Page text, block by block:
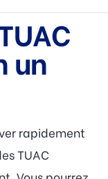
un
rapidement
TUAC